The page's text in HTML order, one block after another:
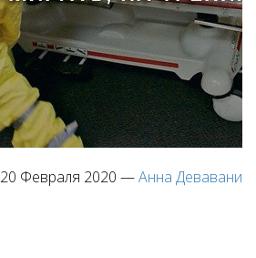
20 Февраля 2020 —Анна Девавани